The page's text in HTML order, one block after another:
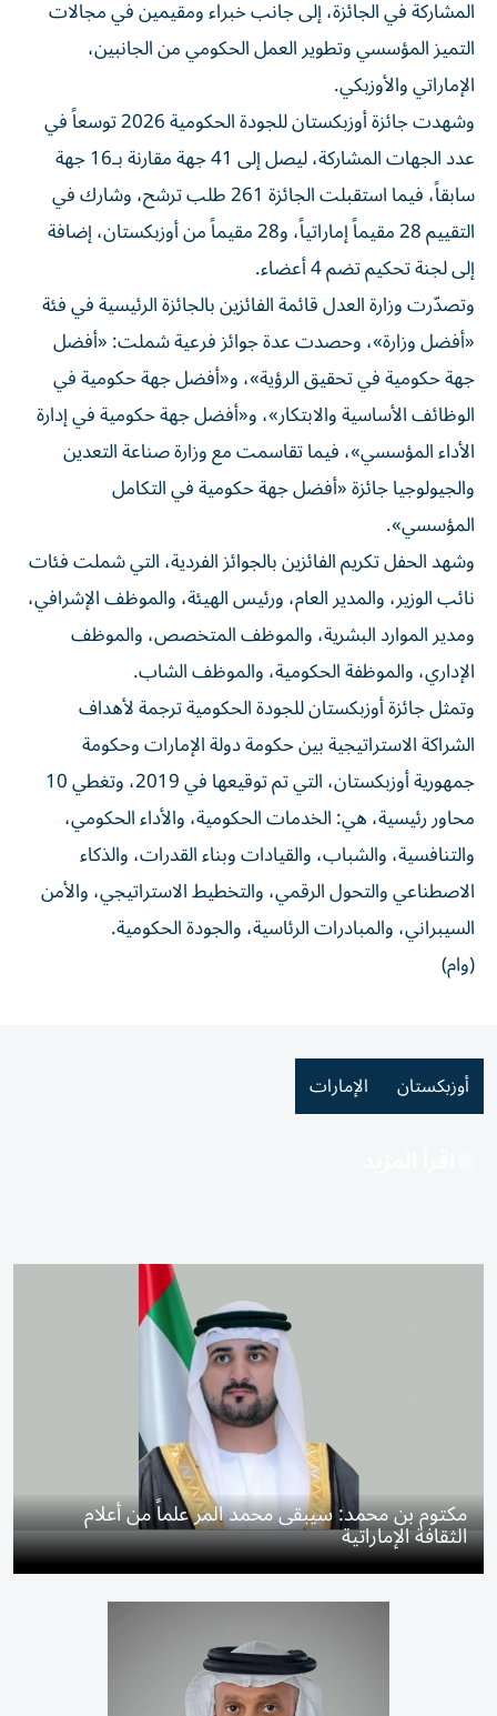
المشاركة في الجائزة، إلى جانب خبراء ومقيمين في مجالات
التميز المؤسسي وتطوير العمل الحكومي من الجانبين،
الإماراتي والأوزبكي.
وشهدت جائزة أوزبكستان للجودة الحكومية 2026 توسعاً في
عدد الجهات المشاركة، ليصل إلى 41 جهة مقارنة بـ16 جهة
سابقاً، فيما استقبلت الجائزة 261 طلب ترشح، وشارك في
التقييم 28 مقيماً إماراتياً، و28 مقيماً من أوزبكستان، إضافة
إلى لجنة تحكيم تضم 4 أعضاء.
وتصدّرت وزارة العدل قائمة الفائزين بالجائزة الرئيسية في فئة
«أفضل وزارة»، وحصدت عدة جوائز فرعية شملت: «أفضل
جهة حكومية في تحقيق الرؤية»، و«أفضل جهة حكومية في
الوظائف الأساسية والابتكار»، و«أفضل جهة حكومية في إدارة
الأداء المؤسسي»، فيما تقاسمت مع وزارة صناعة التعدين
والجيولوجيا جائزة «أفضل جهة حكومية في التكامل
المؤسسي».
وشهد الحفل تكريم الفائزين بالجوائز الفردية، التي شملت فئات
نائب الوزير، والمدير العام، ورئيس الهيئة، والموظف الإشرافي،
ومدير الموارد البشرية، والموظف المتخصص، والموظف
الإداري، والموظفة الحكومية، والموظف الشاب.
وتمثل جائزة أوزبكستان للجودة الحكومية ترجمة لأهداف
الشراكة الاستراتيجية بين حكومة دولة الإمارات وحكومة
جمهورية أوزبكستان، التي تم توقيعها في 2019، وتغطي 10
محاور رئيسية، هي: الخدمات الحكومية، والأداء الحكومي،
والتنافسية، والشباب، والقيادات وبناء القدرات، والذكاء
الاصطناعي والتحول الرقمي، والتخطيط الاستراتيجي، والأمن
السيبراني، والمبادرات الرئاسية، والجودة الحكومية.
(وام)
أوزبكستان الإمارات
مكتوم بن محمد: سيبقى محمد المر علماً من أعلام
الثقافة الإماراتية